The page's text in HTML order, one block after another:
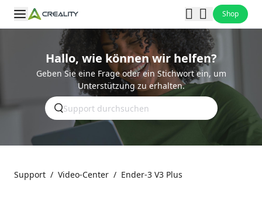
Shop
Hallo, wie können wir helfen?
Geben Sie eine Frage oder ein Stichwort ein, um
Unterstützung zu erhalten.
Support / Video-Center / Ender-3 V3 Plus